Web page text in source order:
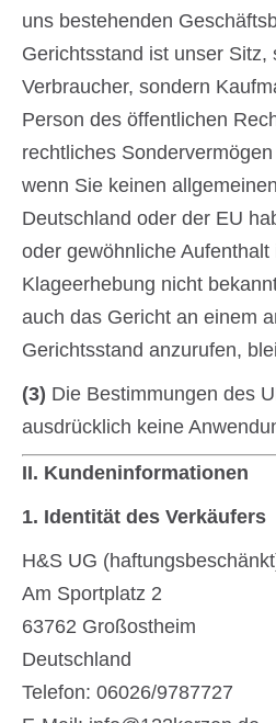
uns bestehenden
Gerichtsstand ist unser Sitz,
Verbraucher, sondern
Person des öffentlichen
rechtliches
wenn Sie keinen
Deutschland oder der EU
oder gewöhnliche
Klageerhebung nicht
auch das Gericht an einem
Gerichtsstand anzurufen,
(3) Die Bestimmungen des
ausdrücklich keine
II. Kundeninformationen
1. Identität des Verkäufers
H&S UG
Am Sportplatz 2
63762 Großostheim
Deutschland
Telefon: 06026/9787727